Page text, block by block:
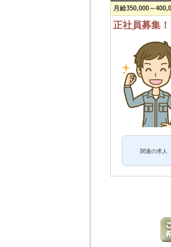
月給350,000～
正社員募集
関連の求人